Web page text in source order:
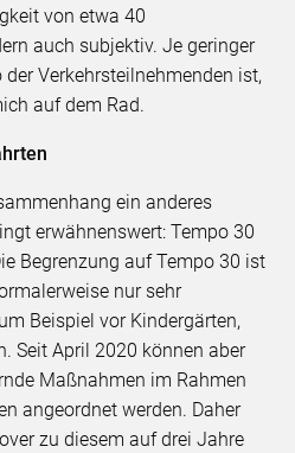
von etwa 40
auch subjektiv. Je geringer
Verkehrsteilnehmenden ist,
auf dem Rad.
ein anderes
erwähnenswert: Tempo 30
Begrenzung auf Tempo 30 ist
nur sehr
Beispiel vor Kindergärten,
Seit April 2020 können aber
Maßnahmen im Rahmen
angeordnet werden. Daher
zu diesem auf drei Jahre